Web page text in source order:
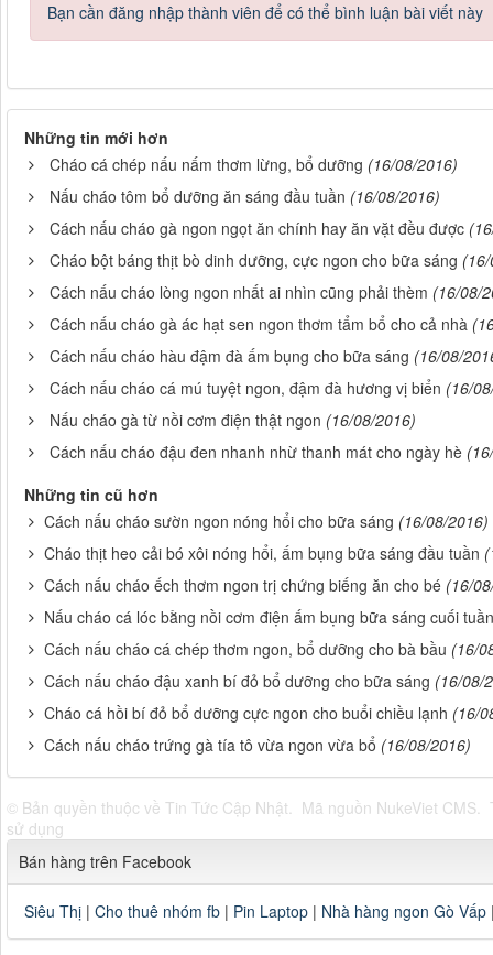
Bạn cần đăng nhập thành viên để có thể bình luận bài viết này
Những tin mới hơn
Cháo cá chép nấu nấm thơm lừng, bổ dưỡng (16/08/2016)
Nấu cháo tôm bổ dưỡng ăn sáng đầu tuần (16/08/2016)
Cách nấu cháo gà ngon ngọt ăn chính hay ăn vặt đều được
Cháo bột báng thịt bò dinh dưỡng, cực ngon cho bữa sáng
Cách nấu cháo lòng ngon nhất ai nhìn cũng phải thèm (16/08/
Cách nấu cháo gà ác hạt sen ngon thơm tẩm bổ cho cả nhà
Cách nấu cháo hàu đậm đà ấm bụng cho bữa sáng (16/08/
Cách nấu cháo cá mú tuyệt ngon, đậm đà hương vị biển (16/
Nấu cháo gà từ nồi cơm điện thật ngon (16/08/2016)
Cách nấu cháo đậu đen nhanh nhừ thanh mát cho ngày hè
Những tin cũ hơn
Cách nấu cháo sườn ngon nóng hổi cho bữa sáng (16/08/2016)
Cháo thịt heo cải bó xôi nóng hổi, ấm bụng bữa sáng đầu tuần
Cách nấu cháo ếch thơm ngon trị chứng biếng ăn cho bé (16/
Nấu cháo cá lóc bằng nồi cơm điện ấm bụng bữa sáng cuối tuần
Cách nấu cháo cá chép thơm ngon, bổ dưỡng cho bà bầu (16/
Cách nấu cháo đậu xanh bí đỏ bổ dưỡng cho bữa sáng (16/08/
Cháo cá hồi bí đỏ bổ dưỡng cực ngon cho buổi chiều lạnh (16/
Cách nấu cháo trứng gà tía tô vừa ngon vừa bổ (16/08/2016)
© Bản quyền thuộc về Tin Tức Cập Nhật. Mã nguồn NukeViet CMS.
sử dụng
Bán hàng trên Facebook
Siêu Thị | Cho thuê nhóm fb | Pin Laptop | Nhà hàng ngon Gò Vấp